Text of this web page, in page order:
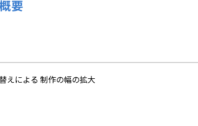
要
えによる 制作の幅の拡大